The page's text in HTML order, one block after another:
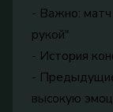
- Важно:
рукой"
- История
-
высокую